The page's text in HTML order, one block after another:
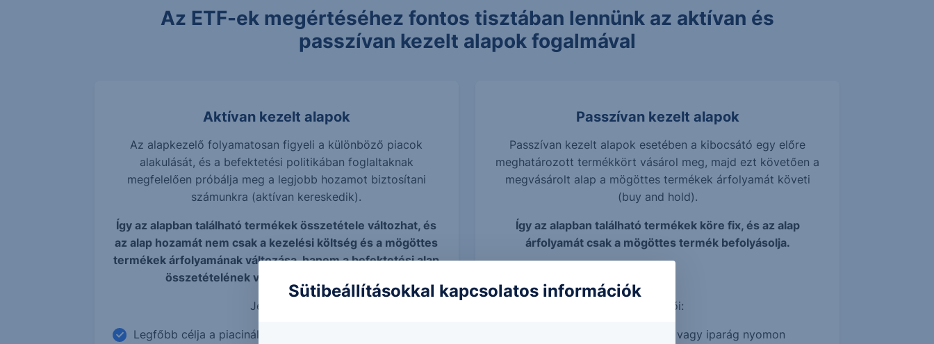
Az ETF-ek megértéséhez fontos tisztában lennünk az aktívan és
passzívan kezelt alapok fogalmával
Aktívan kezelt alapok
Az alapkezelő folyamatosan figyeli a különböző piacok
alakulását, és a befektetési politikában foglaltaknak
megfelelően próbálja meg a legjobb hozamot biztosítani
számunkra (aktívan kereskedik).
Így az alapban található termékek összetétele változhat, és
az alap hozamát nem csak a kezelési költség és a mögöttes
termékek árfolyamának változása, hanem a befektetési alap
összetételének változása is befolyásolja.
Jellemzői:
Legfőbb célja a piacinál magasabb hozam elérése
Passzívan kezelt alapok
Passzívan kezelt alapok esetében a kibocsátó egy előre
meghatározott termékkört vásárol meg, majd ezt követően a
megvásárolt alap a mögöttes termékek árfolyamát követi
(buy and hold).
Így az alapban található termékek köre fix, és az alap
árfolyamát csak a mögöttes termék befolyásolja.
Jellemzői:
Legfőbb célja egy adott index vagy iparág nyomon
Sütibeállításokkal kapcsolatos információk